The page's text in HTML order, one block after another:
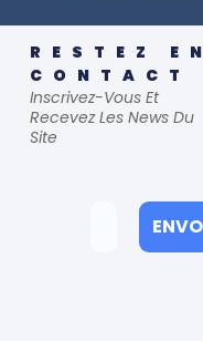
RESTEZ EN
CONTACT
Inscrivez-Vous Et
Recevez Les News Du
Site